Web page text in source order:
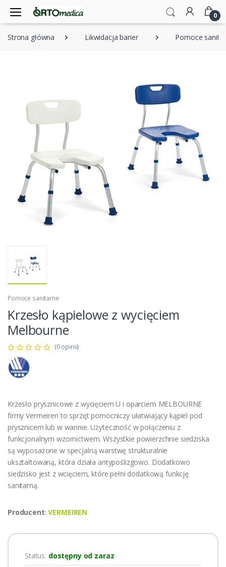
0
Strona główna Likwidacja barier Pomoce
Pomoce sanitarne
Krzesło kąpielowe z wycięciem
Melbourne
(0 opinii)
Krzesło prysznicowe z wycięciem U i oparciem MELBOURNE
firmy Vermeiren to sprzęt pomocniczy ułatwiający kąpiel pod
prysznicem lub w wannie. Użyteczność w połączeniu z
funkcjonalnym wzornictwem. Wszystkie powierzchnie siedziska
są wyposażone w specjalną warstwę strukturalnie
ukształtowaną, która działa antypoślizgowo. Dodatkowo
siedzisko jest z wcięciem, które pełni dodatkową funkcję
sanitarną.
Producent:VERMEIREN
Status: dostępny od zaraz